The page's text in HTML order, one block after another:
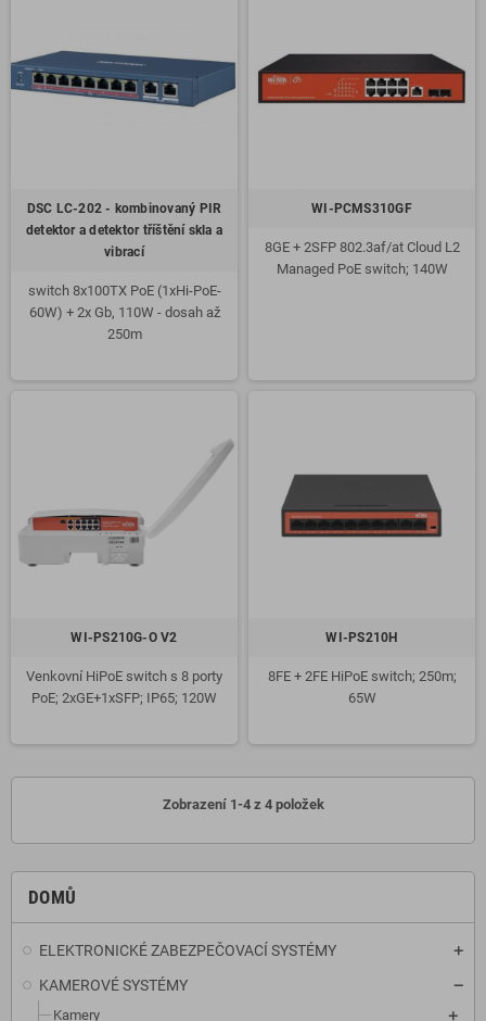
DOMŮ
ELEKTRONICKÉ ZABEZPEČOVACÍ SYSTÉMY
KAMEROVÉ SYSTÉMY
Kamery
DSC LC-202 - kombinovaný PIR
detektor a detektor tříštění skla a
vibrací
switch 8x100TX PoE (1xHi-PoE-
60W) + 2x Gb, 110W - dosah až
250m
WI-PCMS310GF
8GE + 2SFP 802.3af/at Cloud L2
Managed PoE switch; 140W
WI-PS210G-O V2
Venkovní HiPoE switch s 8 porty
PoE; 2xGE+1xSFP; IP65; 120W
WI-PS210H
8FE + 2FE HiPoE switch; 250m;
65W
Zobrazení 1-4 z 4 položek